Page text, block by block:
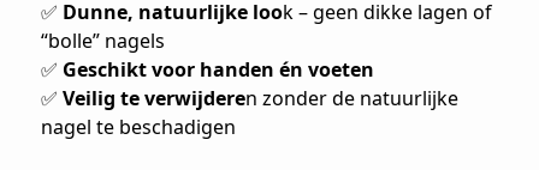
✅ Dunne, natuurlijke look – geen dikke lagen of
“bolle” nagels
✅ Geschikt voor handen én voeten
✅ Veilig te verwijderen zonder de natuurlijke
nagel te beschadigen